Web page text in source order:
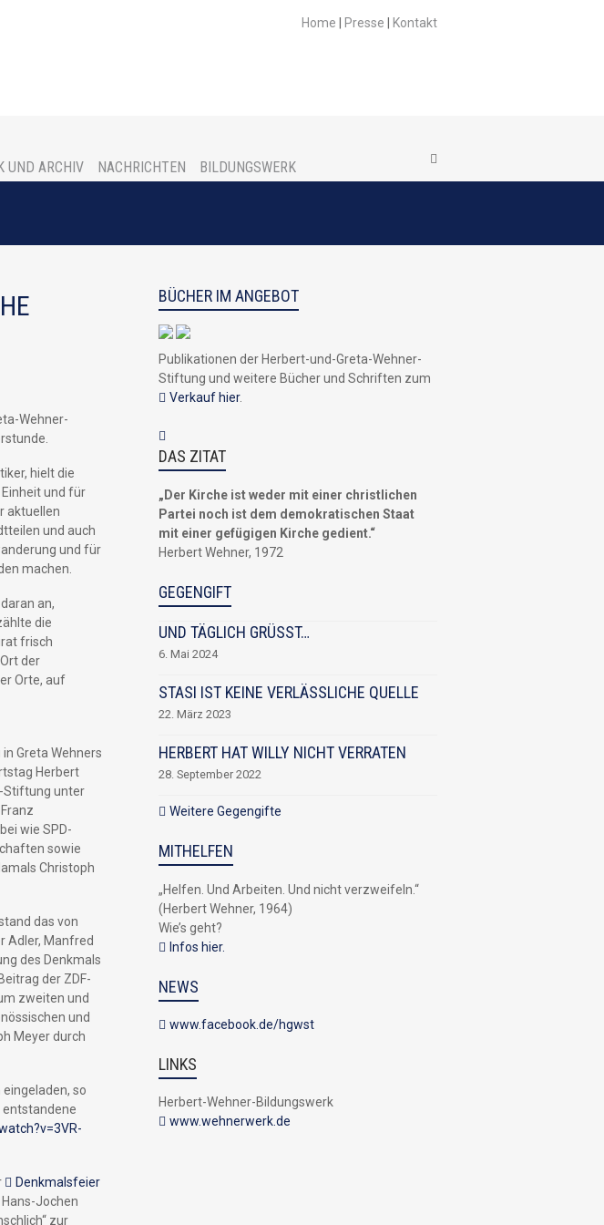
Home Presse Kontakt
UND ARCHIV NACHRICHTEN BILDUNGSWERK
Wehner-
hielt die
und für
aktuellen
und auch
und für
machen.
an,
die
frisch
der
Orte, auf
Greta Wehners
Herbert
Stiftung unter
wie SPD-
sowie
Christoph
das von
Adler, Manfred
des Denkmals
der ZDF-
zweiten und
und
Meyer durch
so
entstandene
Denkmalsfeier
Jochen
zur
BÜCHER IM ANGEBOT
Publikationen der Herbert-und-Greta-Wehner-
Stiftung und weitere Bücher und Schriften zum
Verkauf hier.
DAS ZITAT
„Der Kirche ist weder mit einer christlichen
Partei noch ist dem demokratischen Staat
mit einer gefügigen Kirche gedient.“
Herbert Wehner, 1972
GEGENGIFT
UND TÄGLICH GRÜSST…
6. Mai 2024
STASI IST KEINE VERLÄSSLICHE QUELLE
22. März 2023
HERBERT HAT WILLY NICHT VERRATEN
28. September 2022
Weitere Gegengifte
MITHELFEN
„Helfen. Und Arbeiten. Und nicht verzweifeln.“
(Herbert Wehner, 1964)
Wie’s geht?
Infos hier.
NEWS
www.facebook.de/hgwst
LINKS
Herbert-Wehner-Bildungswerk
www.wehnerwerk.de